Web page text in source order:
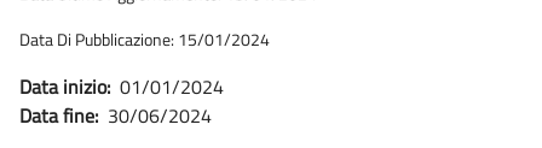
Data Di Pubblicazione: 15/01/2024
Data inizio: 01/01/2024
Data fine: 30/06/2024